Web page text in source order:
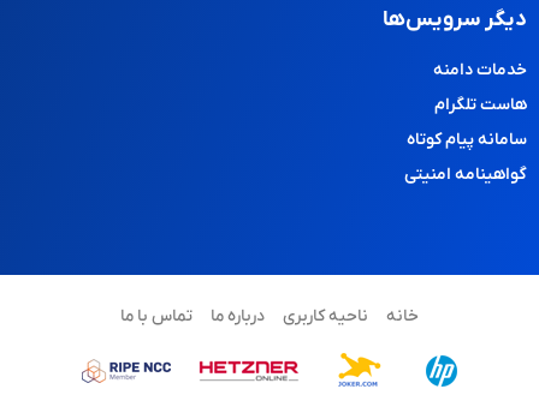
دیگر سرویس‌ها
خدمات دامنه
هاست تلگرام
سامانه پیام کوتاه
گواهینامه امنیتی
خانه ناحیه کاربری درباره ما تماس با ما